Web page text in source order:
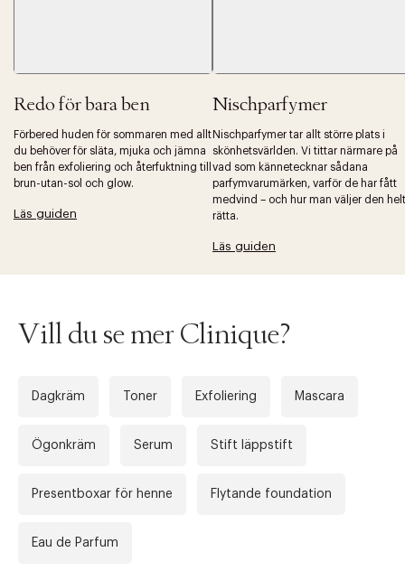
Redo för bara ben
Förbered huden för sommaren med allt
du behöver för släta, mjuka och jämna
ben från exfoliering och återfuktning till
brun-utan-sol och glow.
Läs guiden
Nischparfymer
Nischparfymer tar allt större plats i
skönhetsvärlden. Vi tittar närmare på
vad som kännetecknar sådana
parfymvarumärken, varför de har fått
medvind – och hur man väljer den helt
rätta.
Läs guiden
Tidigare
Vill du se mer Clinique?
Dagkräm Toner Exfoliering Mascara
Ögonkräm Serum Stift läppstift
Presentboxar för henne Flytande foundation
Eau de Parfum